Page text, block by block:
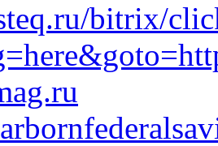
bitrix/